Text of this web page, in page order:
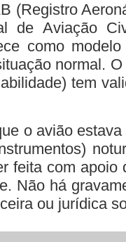
(Registro
de Aviação
como
normal.
tem
o avião
feita com apoio
Não há
ou jurídica